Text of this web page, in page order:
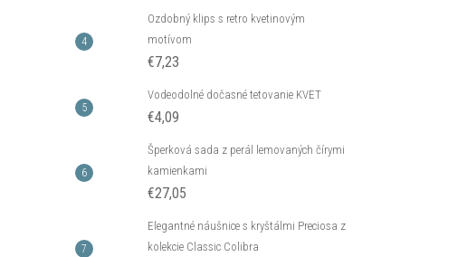
Ozdobný klips s retro kvetinovým
motívom
€7,23
Vodeodolné dočasné tetovanie KVET
€4,09
Šperková sada z perál lemovaných čírymi
kamienkami
€27,05
Elegantné náušnice s kryštálmi Preciosa z
kolekcie Classic Colibra